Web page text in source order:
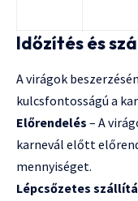
Időzítés és
A virágok
kulcsfontosságú a
Előrendelés – A
karnevál előtt
mennyiséget.
Lépcsőzetes